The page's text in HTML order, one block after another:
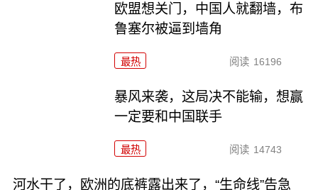
欧盟想关门，中国人就翻墙，布
鲁塞尔被逼到墙角
最热 阅读 16196
暴风来袭，这局决不能输，想赢
一定要和中国联手
最热 阅读 14743
河水干了，欧洲的底裤露出来了，“生命线”告急